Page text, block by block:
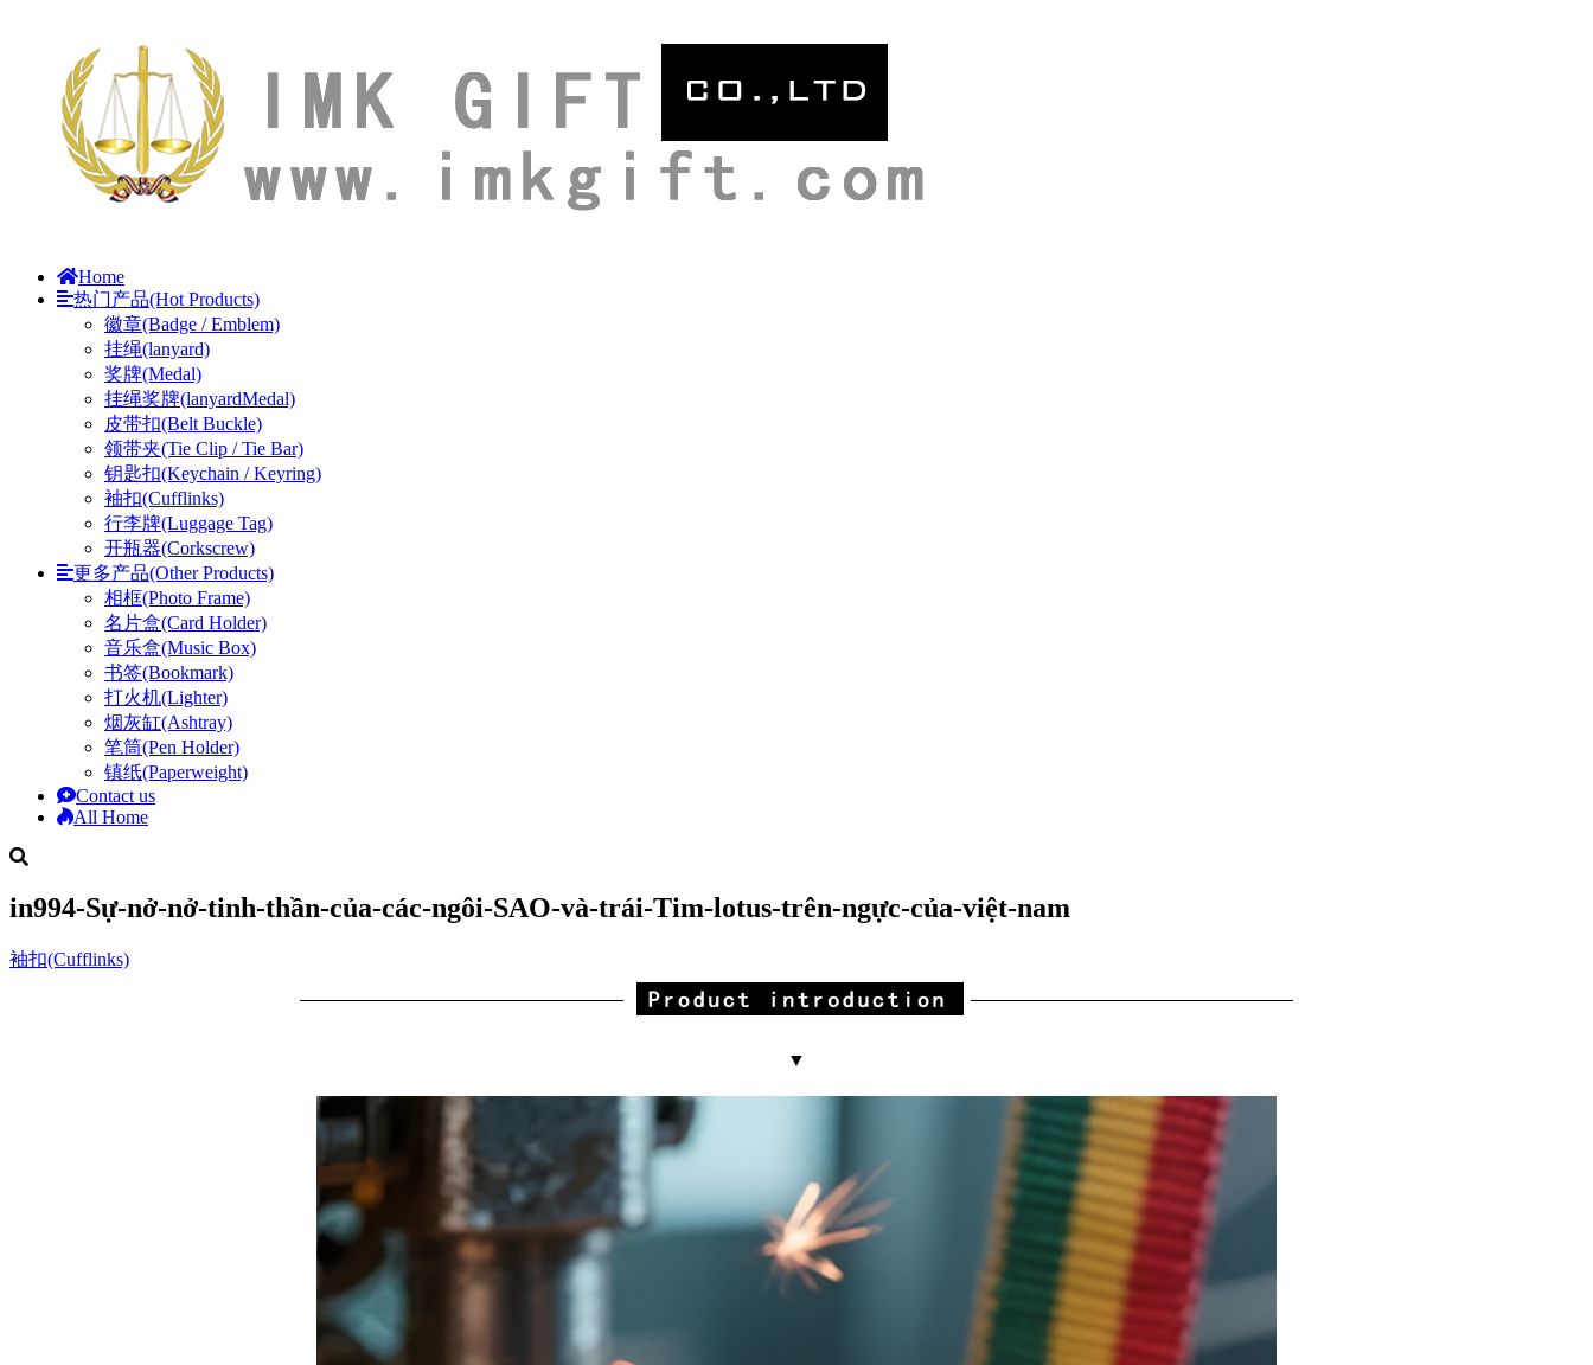
Home
热门产品(Hot Products)
徽章(Badge / Emblem)
挂绳(lanyard)
奖牌(Medal)
挂绳奖牌(lanyardMedal)
皮带扣(Belt Buckle)
领带夹(Tie Clip / Tie Bar)
钥匙扣(Keychain / Keyring)
袖扣(Cufflinks)
行李牌(Luggage Tag)
开瓶器(Corkscrew)
更多产品(Other Products)
相框(Photo Frame)
名片盒(Card Holder)
音乐盒(Music Box)
书签(Bookmark)
打火机(Lighter)
烟灰缸(Ashtray)
笔筒(Pen Holder)
镇纸(Paperweight)
Contact us
All Home
in994-Sự-nở-nở-tinh-thần-của-các-ngôi-SAO-và-trái-Tim-lotus-trên-ngực-của-việt-nam
袖扣(Cufflinks)
▼